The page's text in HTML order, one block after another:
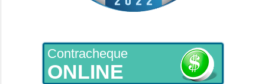
Contracheque
ONLINE